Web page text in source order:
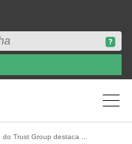
Trust Group destaca ...